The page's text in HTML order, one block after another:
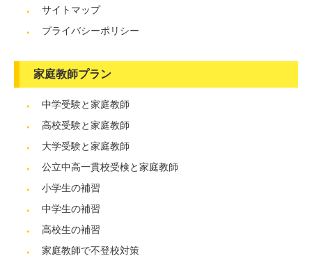
サイトマップ
プライバシーポリシー
家庭教師プラン
中学受験と家庭教師
高校受験と家庭教師
大学受験と家庭教師
公立中高一貫校受検と家庭教師
小学生の補習
中学生の補習
高校生の補習
家庭教師で不登校対策